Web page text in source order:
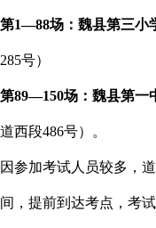
第1—88场：魏县第三小
285号）
第89—150场：魏县第一
道西段486号）。
因参加考试人员较多，
间，提前到达考点，考